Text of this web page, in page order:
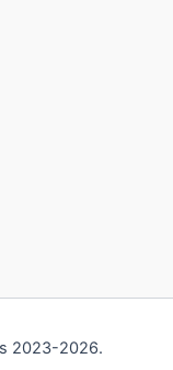
2023-2026.